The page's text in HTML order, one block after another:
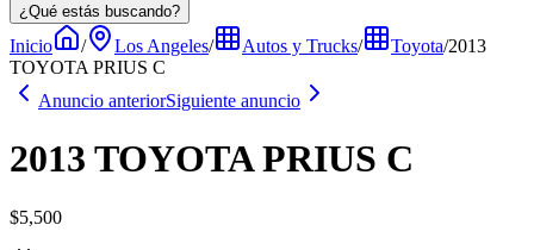
¿Qué estás buscando?
Inicio / Los Angeles/ Autos y Trucks/ Toyota/2013
TOYOTA PRIUS C
Anuncio anteriorSiguiente anuncio
2013 TOYOTA PRIUS C
$5,500